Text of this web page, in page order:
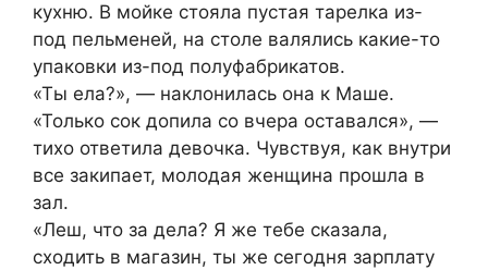
кухню. В мойке стояла пустая тарелка из-
под пельменей, на столе валялись какие-то
упаковки из-под полуфабрикатов.
«Ты ела?», — наклонилась она к Маше.
«Только сок допила со вчера оставался», —
тихо ответила девочка. Чувствуя, как внутри
все закипает, молодая женщина прошла в
зал.
«Леш, что за дела? Я же тебе сказала,
сходить в магазин, ты же сегодня зарплату